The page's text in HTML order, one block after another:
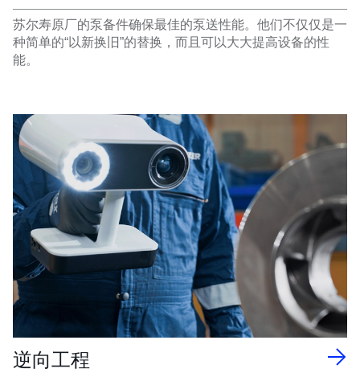
苏尔寿原厂的泵备件确保最佳的泵送性能。他们不仅仅是一
种简单的“以新换旧”的替换，而且可以大大提高设备的性
能。
逆向工程